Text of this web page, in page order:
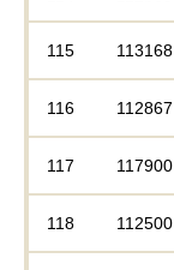
115 113168
116 112867
117 117900
118 112500